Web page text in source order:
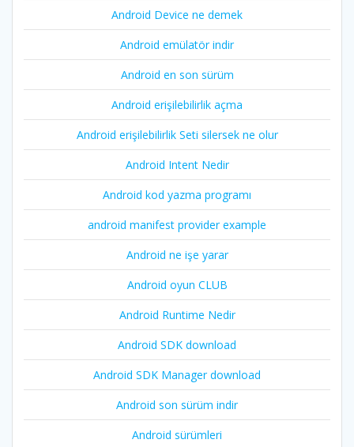
Android Device ne demek
Android emülatör indir
Android en son sürüm
Android erişilebilirlik açma
Android erişilebilirlik Seti silersek ne olur
Android Intent Nedir
Android kod yazma programı
android manifest provider example
Android ne işe yarar
Android oyun CLUB
Android Runtime Nedir
Android SDK download
Android SDK Manager download
Android son sürüm indir
Android sürümleri